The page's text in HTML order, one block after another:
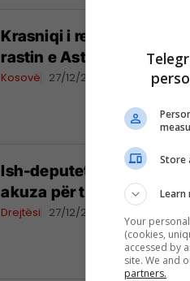
Krasniqi i reagon Kurtit:
rastin e Astrit Deharit
Kosovë 27/12/2022
Ish-deputeti Frashër
akuza për terrorizëm
Drejtësi 27/12/2022
Store
Learn
Your
(cookies,
accessed by
site. We and
partners.